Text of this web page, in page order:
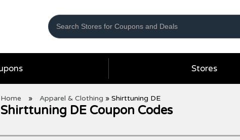
Stores
Home » Apparel & Clothing » Shirttuning DE
Shirttuning DE Coupon Codes